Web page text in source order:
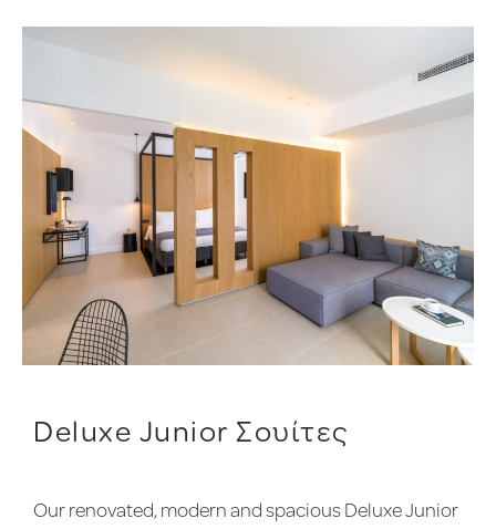
Deluxe Junior Σουίτες
Our renovated, modern and spacious Deluxe Junior